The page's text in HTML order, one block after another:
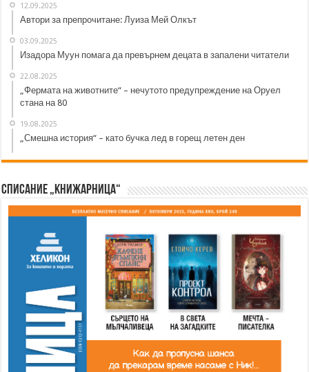
12.09.2025
Автори за препрочитане: Луиза Мей Олкът
03.09.2025
Изадора Муун помага да превърнем децата в запалени читатели
22.08.2025
„Фермата на животните“ – нечутото предупреждение на Оруел
стана на 80
19.08.2025
„Смешна история“ – като бучка лед в горещ летен ден
Списание „Книжарница“